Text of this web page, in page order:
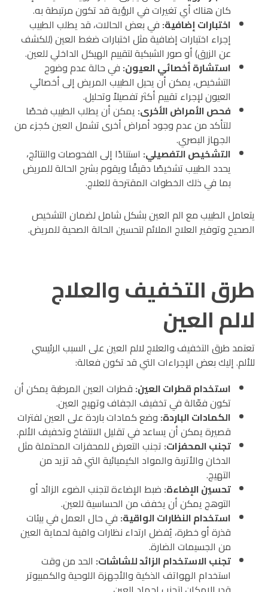
كان هناك أي تغيرات في الرؤية قد تكون مرتبطة به.
اختبارات إضافية: في بعض الحالات، قد يطلب الطبيب
إجراء اختبارات إضافية مثل اختبارات ضغط العين (للكشف
عن الزرق) أو صور الشبكية لتقييم الهيكل الداخلي للعين.
استشارة أخصائي العيون: في حالة عدم وضوح
التشخيص، يمكن أن يحيل الطبيب المريض إلى أخصائي
العيون لإجراء تقييم أكثر تفصيلاً وتحليل.
فحص الأمراض الأخرى: يمكن أن يطلب الطبيب فحصًا
للتأكد من عدم وجود أمراض أخرى تشمل العين كجزء من
الجهاز البصري.
التشخيص التفصيلي: استنادًا إلى الفحوصات والنتائج،
يحدد الطبيب تشخيصًا دقيقًا ويقوم بشرح الحالة للمريض
بما في ذلك الخطوات المقترحة للعلاج.
يتعامل الطبيب مع الم العين بشكل شامل لضمان التشخيص
الصحيح وتوفير العلاج الملائم لتحسين الحالة الصحية للمريض.
طرق التخفيف والعلاج
لالم العين
تعتمد طرق التخفيف والعلاج لالم العين على السبب الرئيسي
للألم. إليك بعض الإجراءات التي قد تكون فعالة:
استخدام قطرات العين: قطرات العين المرطبة يمكن أن
تكون فعّالة في تخفيف الجفاف وتهيج العين.
الكمادات الباردة: وضع كمادات باردة على العين لفترات
قصيرة يمكن أن يساعد في تقليل الانتفاخ وتخفيف الألم.
تجنب المحفزات: تجنب التعرض للمحفزات المحتملة مثل
الدخان والأتربة والمواد الكيميائية التي قد تزيد من
التهيج.
تحسين الإضاءة: ضبط الإضاءة لتجنب الضوء الزائد أو
التوهج يمكن أن يخفف من الحساسية للعين.
استخدام النظارات الواقية: في حال العمل في بيئات
قذرة أو خطرة، يُفضل ارتداء نظارات واقية لحماية العين
من الجسيمات الضارة.
تجنب الاستخدام الزائد للشاشات: الحد من وقت
استخدام الهواتف الذكية والأجهزة اللوحية والكمبيوتر